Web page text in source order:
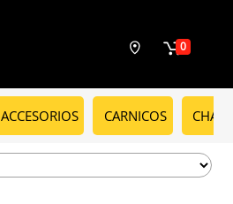
0
ACCESORIOS CARNICOS